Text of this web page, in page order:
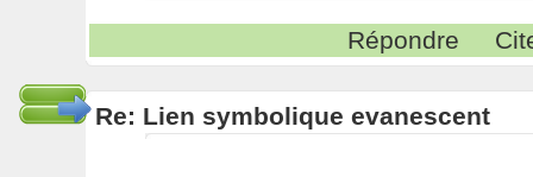
Répondre
Re: Lien symbolique evanescent